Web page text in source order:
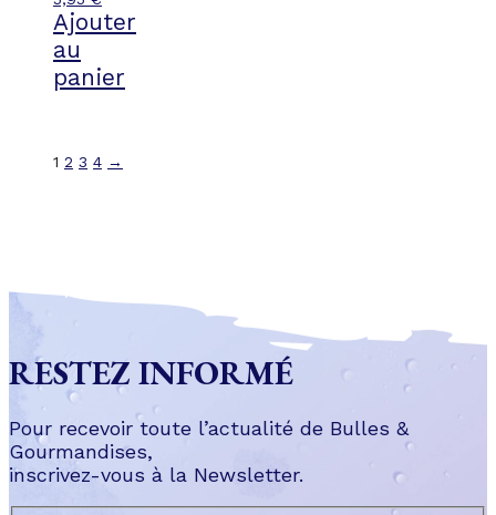
Ajouter
au
panier
1 2 3 4 →
RESTEZ INFORMÉ
Pour recevoir toute l’actualité de Bulles &
Gourmandises,
inscrivez-vous à la Newsletter.